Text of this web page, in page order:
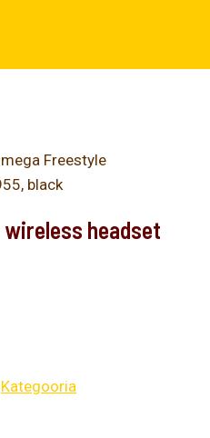
Freestyle
black
wireless headset
Kategooria